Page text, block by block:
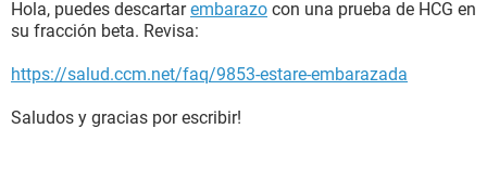
Hola, puedes descartarembarazo con una prueba de HCG en
su fracción beta. Revisa:
https://salud.ccm.net/faq/9853-estare-embarazada
Saludos y gracias por escribir!